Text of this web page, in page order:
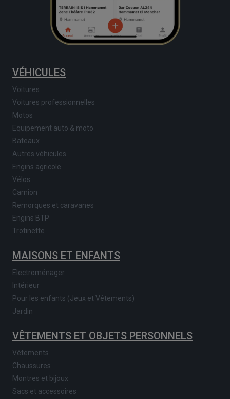
VÉHICULES
Voitures
Voitures professionnelles
Motos
Equipement auto & moto
Bateaux
Autres véhicules
Engins agricole
Vélos
Camion
Remorques et caravanes
Engins BTP
Trotinette
MAISONS ET ENFANTS
Electroménager
Intérieur
Pour les enfants (Jeux et Vêtements)
Jardin
VÊTEMENTS ET OBJETS PERSONNELS
Vêtements
Chaussures
Montres et bijoux
Sacs et accessoires